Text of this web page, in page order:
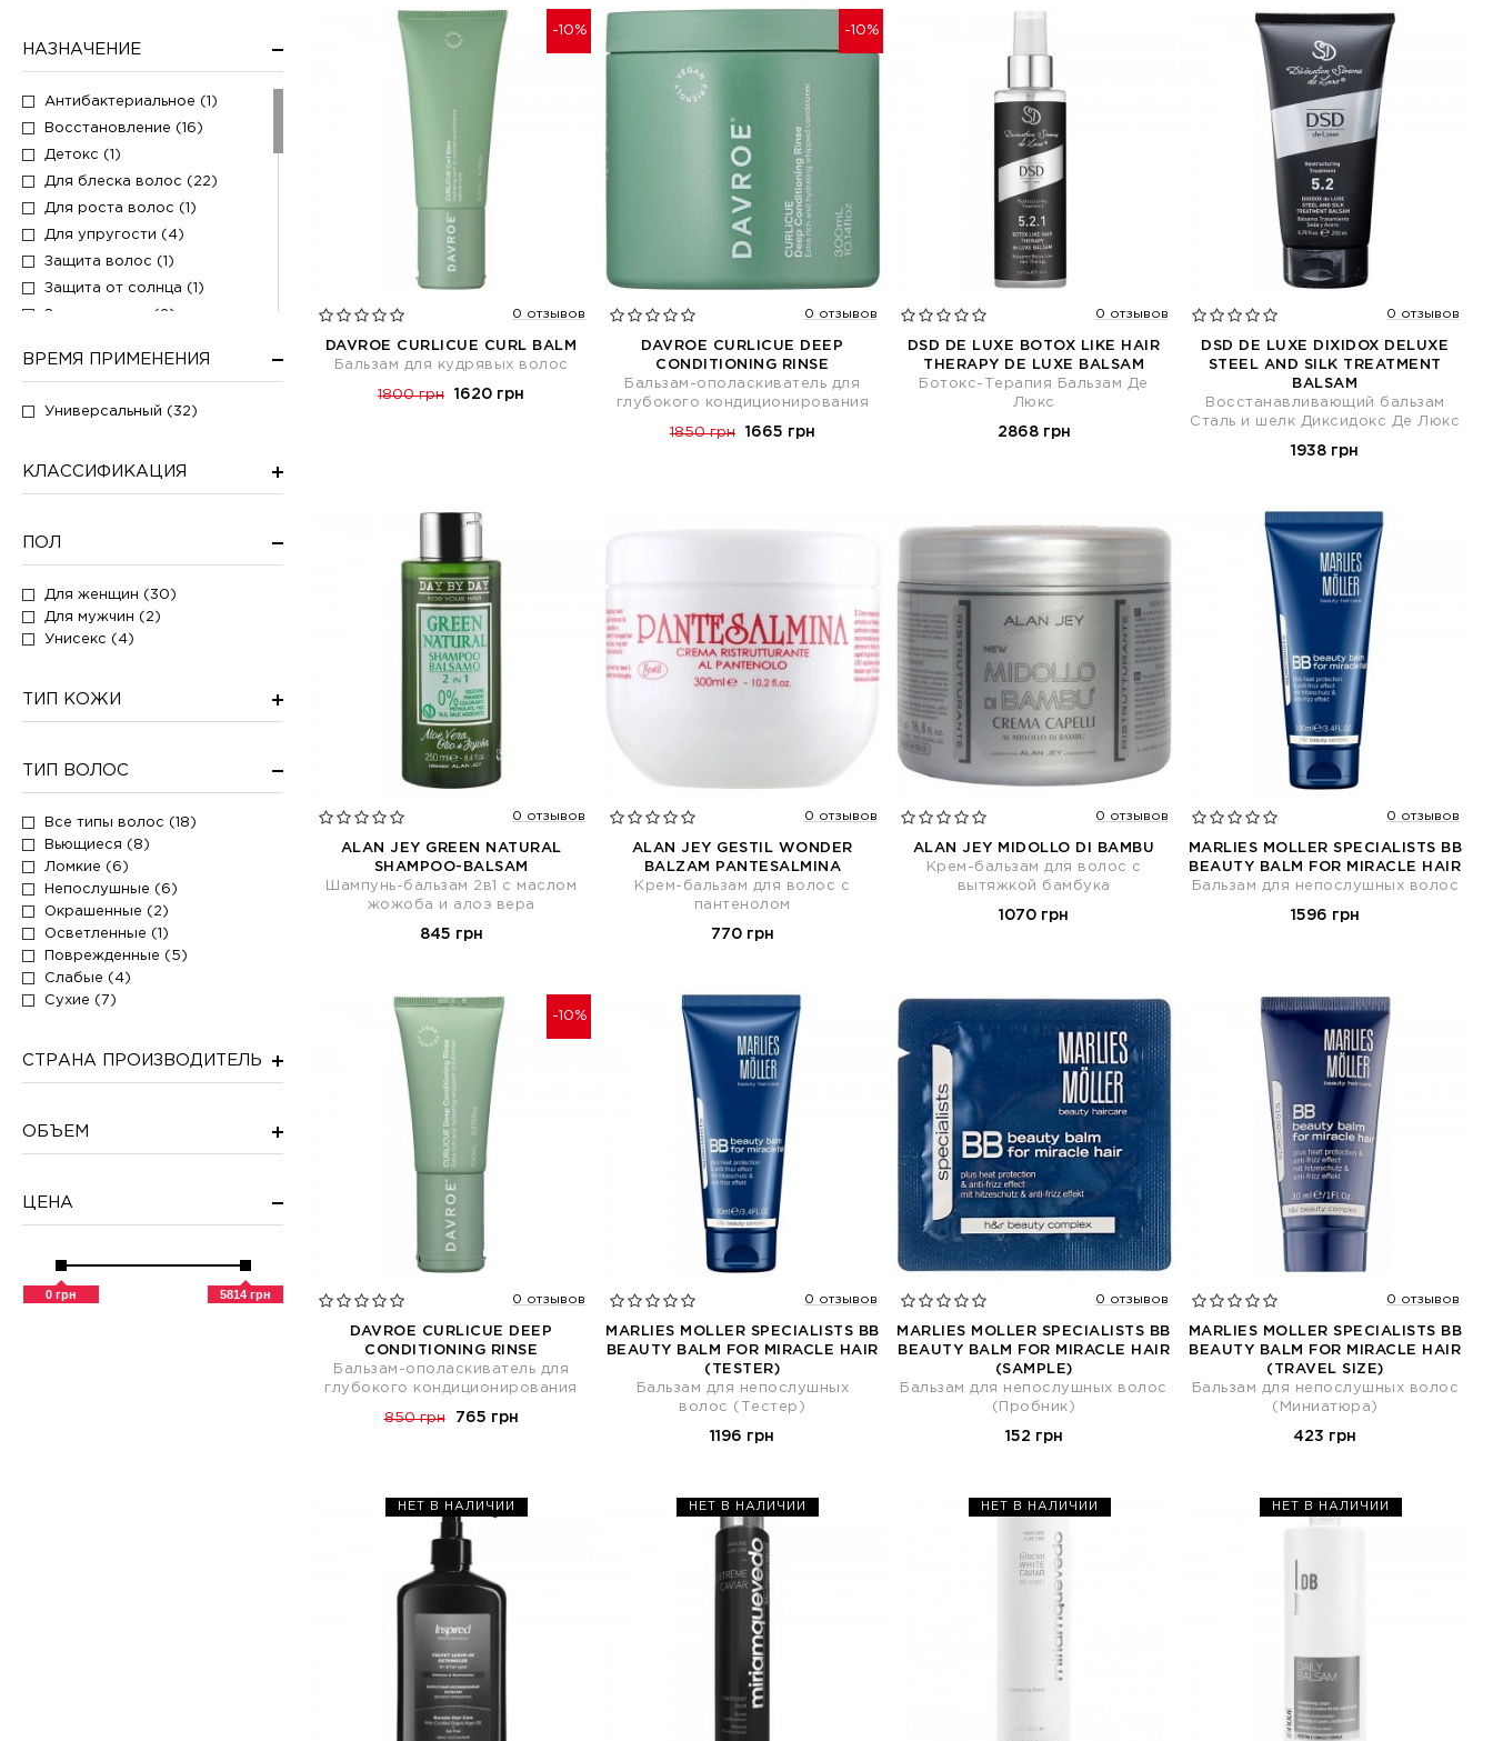
НАЗНАЧЕНИЕ
Антибактериальное (1)
Восстановление (16)
Детокс (1)
Для блеска волос (22)
Для роста волос (1)
Для упругости (4)
Защита волос (1)
Защита от солнца (1)
Защита цвета (2)
Объем (2)
От зуда (1)
От сечения волос (3)
Против перхоти (1)
Разглаживание (10)
Тонизирование (1)
Тонирование (1)
Увлажнение (22)
Укладка (1)
Укрепление (1)
Успокоение (2)
ВРЕМЯ ПРИМЕНЕНИЯ
Универсальный (32)
КЛАССИФИКАЦИЯ
ПОЛ
Для женщин (30)
Для мужчин (2)
Унисекс (4)
ТИП КОЖИ
ТИП ВОЛОС
Все типы волос (18)
Вьющиеся (8)
Ломкие (6)
Непослушные (6)
Окрашенные (2)
Осветленные (1)
Поврежденные (5)
Слабые (4)
Сухие (7)
СТРАНА ПРОИЗВОДИТЕЛЬ
ОБЪЕМ
ЦЕНА
0 грн 5814 грн
-10%
0 отзывов
DAVROE CURLICUE CURL BALM
Бальзам для кудрявых волос
1800 грн 1620 грн
-10%
0 отзывов
DAVROE CURLICUE DEEP
CONDITIONING RINSE
Бальзам-ополаскиватель для
глубокого кондиционирования
1850 грн 1665 грн
0 отзывов
DSD DE LUXE BOTOX LIKE HAIR
THERAPY DE LUXE BALSAM
Ботокс-Терапия Бальзам Де
Люкс
2868 грн
0 отзывов
DSD DE LUXE DIXIDOX DELUXE
STEEL AND SILK TREATMENT
BALSAM
Восстанавливающий бальзам
Сталь и шелк Диксидокс Де Люкс
1938 грн
0 отзывов
ALAN JEY GREEN NATURAL
SHAMPOO-BALSAM
Шампунь-бальзам 2в1 с маслом
жожоба и алоэ вера
845 грн
0 отзывов
ALAN JEY GESTIL WONDER
BALZAM PANTESALMINA
Крем-бальзам для волос с
пантенолом
770 грн
0 отзывов
ALAN JEY MIDOLLO DI BAMBU
Крем-бальзам для волос с
вытяжкой бамбука
1070 грн
0 отзывов
MARLIES MOLLER SPECIALISTS BB
BEAUTY BALM FOR MIRACLE HAIR
Бальзам для непослушных волос
1596 грн
-10%
0 отзывов
DAVROE CURLICUE DEEP
CONDITIONING RINSE
Бальзам-ополаскиватель для
глубокого кондиционирования
850 грн 765 грн
0 отзывов
MARLIES MOLLER SPECIALISTS BB
BEAUTY BALM FOR MIRACLE HAIR
(TESTER)
Бальзам для непослушных
волос (Тестер)
1196 грн
0 отзывов
MARLIES MOLLER SPECIALISTS BB
BEAUTY BALM FOR MIRACLE HAIR
(SAMPLE)
Бальзам для непослушных волос
(Пробник)
152 грн
0 отзывов
MARLIES MOLLER SPECIALISTS BB
BEAUTY BALM FOR MIRACLE HAIR
(TRAVEL SIZE)
Бальзам для непослушных волос
(Миниатюра)
423 грн
НЕТ В НАЛИЧИИ НЕТ В НАЛИЧИИ НЕТ В НАЛИЧИИ НЕТ В НАЛИЧИИ